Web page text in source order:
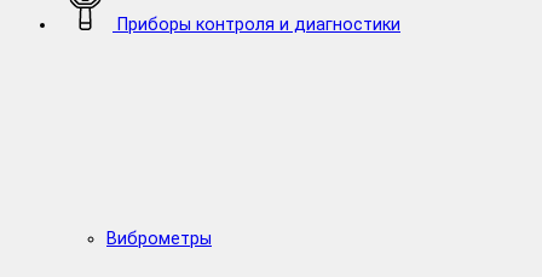
Приборы контроля и диагностики
Виброметры